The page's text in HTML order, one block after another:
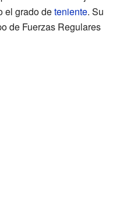
el grado deteniente. Su
de Fuerzas Regulares